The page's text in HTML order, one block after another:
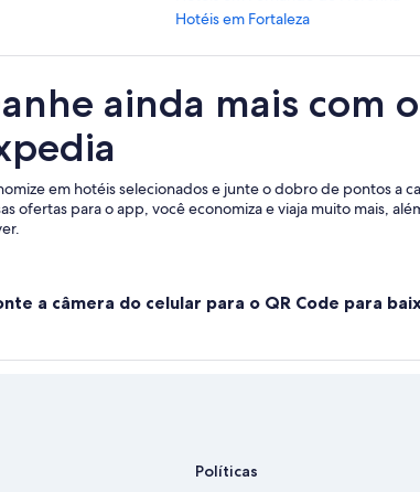
Hotéis em Fortaleza
ainda mais com
em hotéis selecionados e junte o dobro de pontos a
ofertas para o app, você economiza e viaja muito mais,
a câmera do celular para o QR Code para
Políticas